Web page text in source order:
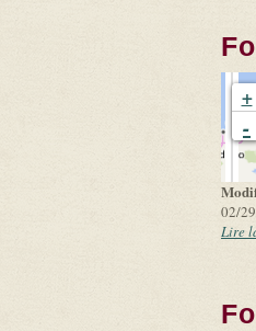
+
-
02/
Lire